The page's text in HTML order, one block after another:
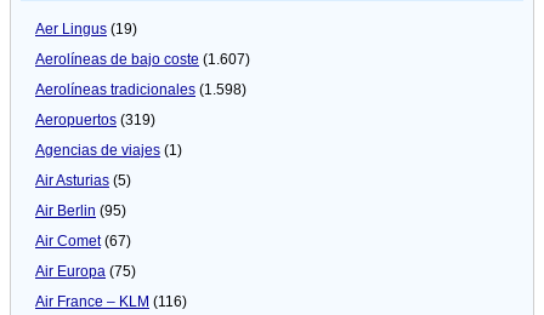
Aer Lingus (19)
Aerolíneas de bajo coste (1.607)
Aerolíneas tradicionales (1.598)
Aeropuertos (319)
Agencias de viajes (1)
Air Asturias (5)
Air Berlin (95)
Air Comet(67)
Air Europa (75)
Air France – KLM (116)